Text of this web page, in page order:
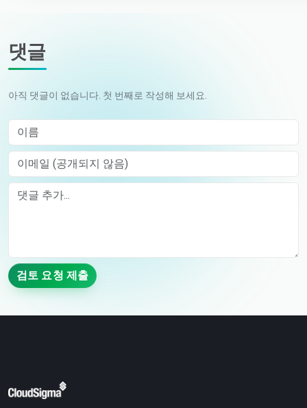
댓글
아직 댓글이 없습니다. 첫 번째로 작성해 보세요.
이름
이메일 (공개되지 않음)
Comment
검토 요청 제출